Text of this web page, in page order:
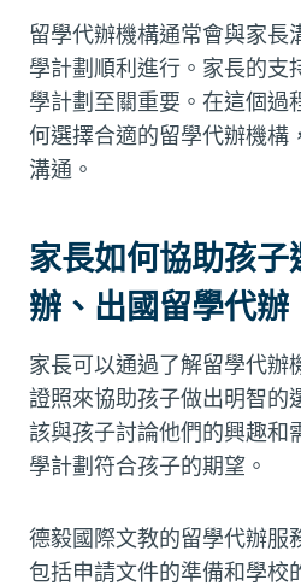
留學代辦機構通常會與家長
學計劃順利進行。家長的支
學計劃至關重要。在這個過
何選擇合適的留學代辦機構
溝通。
家長如何協助孩子
辦、出國留學代辦
家長可以通過了解留學代辦
證照來協助孩子做出明智的
該與孩子討論他們的興趣和
學計劃符合孩子的期望。
德毅國際文教的留學代辦服
包括申請文件的準備和學校